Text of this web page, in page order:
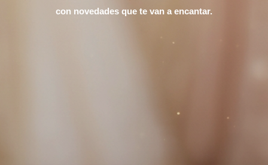
con novedades que te van a encantar.